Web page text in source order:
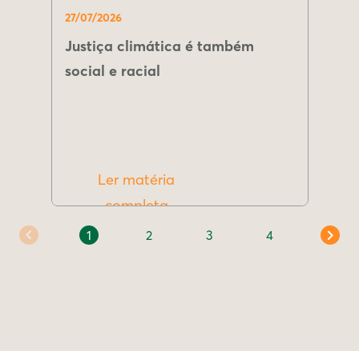
27/07/2026
Justiça climática é também
social e racial
Ler matéria
completa
1 2 3 4